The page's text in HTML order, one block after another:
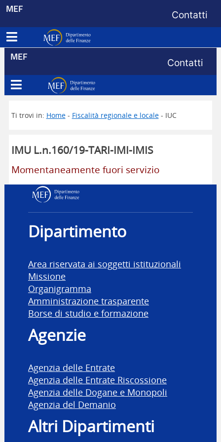
MEF Menu di
Contatti
Apri menu principale
Dipartimento delle Finanze
MEF Menu di
Contatti
Apri menu principale
Dipartimento delle Finanze
Ti trovi in: Home- Fiscalità regionale e locale- IUC
IMU L.n.160/19-TARI-IMI-IMIS
Momentaneamente fuori servizio
Dipartimento delle
Dipartimento
Area riservata ai soggetti istituzionali
Missione
Organigramma
Amministrazione trasparente
Borse di studio e formazione
Agenzie
Agenzia delle Entrate
Agenzia delle Entrate Riscossione
Agenzia delle Dogane e Monopoli
Agenzia del Demanio
Altri Dipartimenti